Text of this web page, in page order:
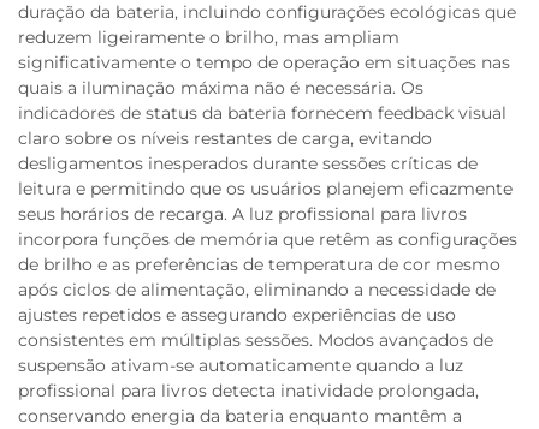
duração da bateria, incluindo configurações ecológicas que
reduzem ligeiramente o brilho, mas ampliam
significativamente o tempo de operação em situações nas
quais a iluminação máxima não é necessária. Os
indicadores de status da bateria fornecem feedback visual
claro sobre os níveis restantes de carga, evitando
desligamentos inesperados durante sessões críticas de
leitura e permitindo que os usuários planejem eficazmente
seus horários de recarga. A luz profissional para livros
incorpora funções de memória que retêm as configurações
de brilho e as preferências de temperatura de cor mesmo
após ciclos de alimentação, eliminando a necessidade de
ajustes repetidos e assegurando experiências de uso
consistentes em múltiplas sessões. Modos avançados de
suspensão ativam-se automaticamente quando a luz
profissional para livros detecta inatividade prolongada,
conservando energia da bateria enquanto mantêm a